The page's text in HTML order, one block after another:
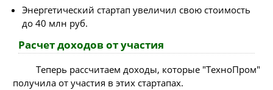
Энергетический стартап увеличил свою стоимость
до 40 млн руб.
Расчет доходов от участия
Теперь рассчитаем доходы, которые "ТехноПром"
получила от участия в этих стартапах.